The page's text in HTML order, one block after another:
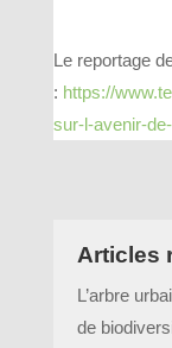
Le reportage
: https://
sur-l-avenir-
Articles
L’arbre
de